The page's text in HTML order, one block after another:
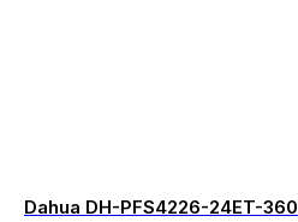
Dahua DH-PFS4226-24ET-360